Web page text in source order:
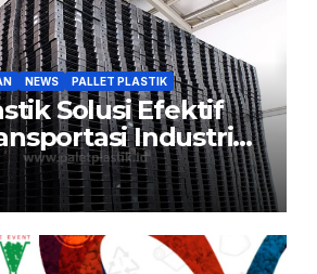
NEWS PALLET PLASTIK
Solusi Efektif
Industri